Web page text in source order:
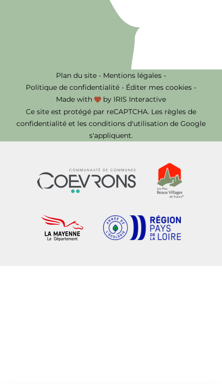
Plan du site - Mentions légales -
Politique de confidentialité - Éditer mes cookies -
Made with
by IRIS Interactive
Ce site est protégé par reCAPTCHA. Les règles de
confidentialité et les conditions d'utilisation de Google
s'appliquent.